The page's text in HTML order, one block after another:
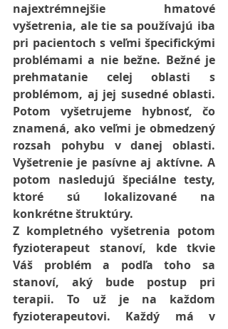
najextrémnejšie hmatové
vyšetrenia, ale tie sa používajú iba
pri pacientoch s veľmi špecifickými
problémami a nie bežne. Bežné je
prehmatanie celej oblasti s
problémom, aj jej susedné oblasti.
Potom vyšetrujeme hybnosť, čo
znamená, ako veľmi je obmedzený
rozsah pohybu v danej oblasti.
Vyšetrenie je pasívne aj aktívne. A
potom nasledujú špeciálne testy,
ktoré sú lokalizované na
konkrétne štruktúry.
Z kompletného vyšetrenia potom
fyzioterapeut stanoví, kde tkvie
Váš problém a podľa toho sa
stanoví, aký bude postup pri
terapii. To už je na každom
fyzioterapeutovi. Každý má v